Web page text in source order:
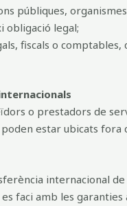
públiques,
obligació legal;
fiscals o comptables,
o prestadors de
estar ubicats fora
internacional
faci amb les garanties